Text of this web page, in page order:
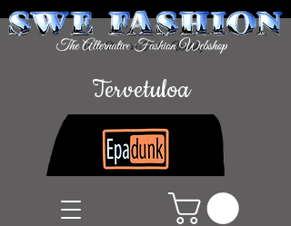
Tervetuloa